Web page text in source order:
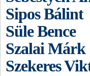
Sipos Bálint
Süle Bence
Szalai Márk
Szekeres